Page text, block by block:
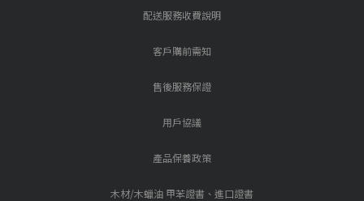
配送服務收費說明
客戶購前需知
售後服務保證
用戶協議
產品保養政策
木材/木蠟油 甲苯證書、進口證書